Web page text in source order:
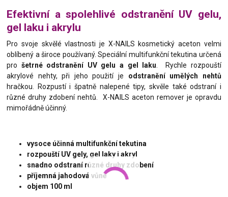
Efektivní a spolehlivé odstranění UV gelu,
gel laku i akrylu
Pro svoje skvělé vlastnosti je X-NAILS kosmetický aceton velmi
oblíbený a široce používaný. Speciální multifunkční tekutina určená
pro šetrné odstranění UV gelu a gel laku . Rychle rozpouští
akrylové nehty, při jeho použití je odstranění umělých nehtů
hračkou. Rozpustí i špatně nalepené tipy, skvěle také odstraní i
různé druhy zdobení nehtů. X-NAILS aceton remover je opravdu
mimořádně účinný.
vysoce účinná multifunkční tekutina
rozpouští UV gely, gel laky i akryl
snadno odstraní různé druhy zdobení
příjemná jahodová vůně
objem 100 ml